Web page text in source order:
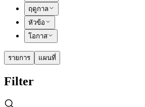
ฤดูกาล
หัวข้อ
โอกาส
รายการ แผนที่
Filter